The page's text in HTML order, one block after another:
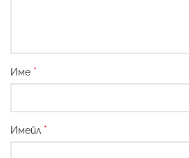
Име *
Имейл *